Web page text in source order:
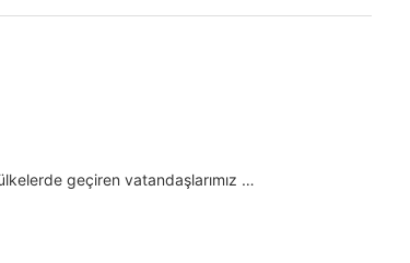
geçiren vatandaşlarımız …